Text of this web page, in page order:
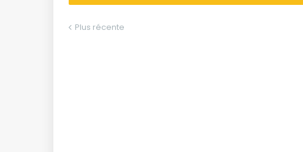
Plus récente